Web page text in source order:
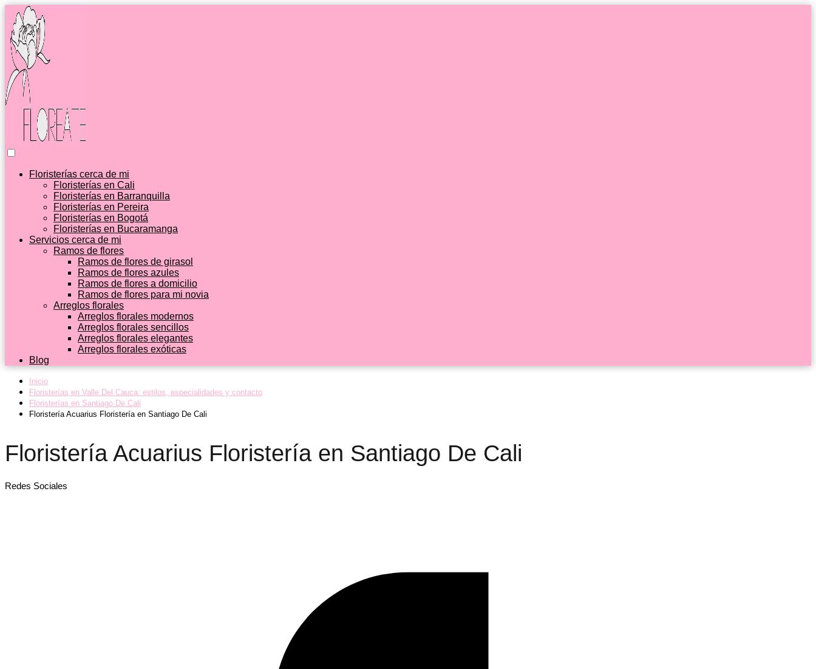
Floristerías cerca de mi
Floristerías en Cali
Floristerías en Barranquilla
Floristerías en Pereira
Floristerías en Bogotá
Floristerías en Bucaramanga
Servicios cerca de mi
Ramos de flores
Ramos de flores de girasol
Ramos de flores azules
Ramos de flores a domicilio
Ramos de flores para mi novia
Arreglos florales
Arreglos florales modernos
Arreglos florales sencillos
Arreglos florales elegantes
Arreglos florales exóticas
Blog
Inicio
Floristerías en Valle Del Cauca: estilos, especialidades y contacto
Floristerías en Santiago De Cali
Floristería Acuarius Floristería en Santiago De Cali
Floristería Acuarius Floristería en Santiago De Cali
Redes Sociales